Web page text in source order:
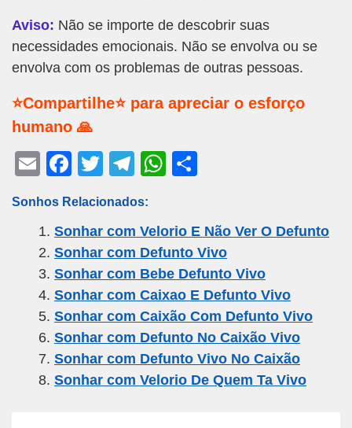
Aviso: Não se importe de descobrir suas
necessidades emocionais. Não se envolva ou se
envolva com os problemas de outras pessoas.
⭐Compartilhe⭐ para apreciar o esforço
humano 🙏
E
ail
F
c
e
b
o
o
k
T
tt
er
T
e
gr
a
m
W
s
A
p
p
e
Sonhos Relacionados:
Sonhar com Velorio E Não Ver O Defunto
Sonhar com Defunto Vivo
Sonhar com Bebe Defunto Vivo
Sonhar com Caixao E Defunto Vivo
Sonhar com Caixão Com Defunto Vivo
Sonhar com Defunto No Caixão Vivo
Sonhar com Defunto Vivo No Caixão
Sonhar com Velorio De Quem Ta Vivo